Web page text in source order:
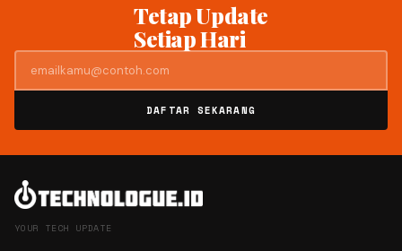
Tetap Update
Setiap Hari
DAFTAR SEKARANG
YOUR TECH UPDATE